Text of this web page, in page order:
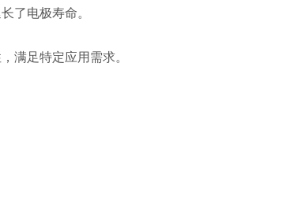
了电极寿命。
满足特定应用需求。